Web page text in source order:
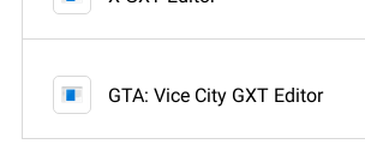
GTA: Vice City GXT Editor